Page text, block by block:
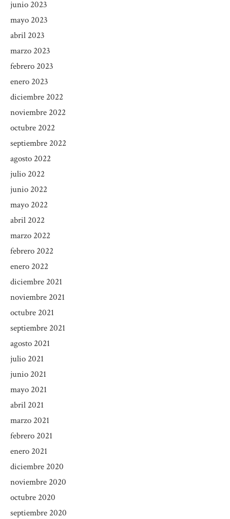
junio 2023
mayo 2023
abril 2023
marzo 2023
febrero 2023
enero 2023
diciembre 2022
noviembre 2022
octubre 2022
septiembre 2022
agosto 2022
julio 2022
junio 2022
mayo 2022
abril 2022
marzo 2022
febrero 2022
enero 2022
diciembre 2021
noviembre 2021
octubre 2021
septiembre 2021
agosto 2021
julio 2021
junio 2021
mayo 2021
abril 2021
marzo 2021
febrero 2021
enero 2021
diciembre 2020
noviembre 2020
octubre 2020
septiembre 2020